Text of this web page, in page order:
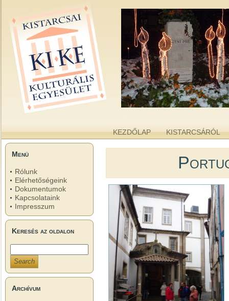
KEZDŐLAP KISTARCSÁRÓL
Menü
Rólunk
Elérhetőségeink
Dokumentumok
Kapcsolataink
Impresszum
Keresés az oldalon
Archívum